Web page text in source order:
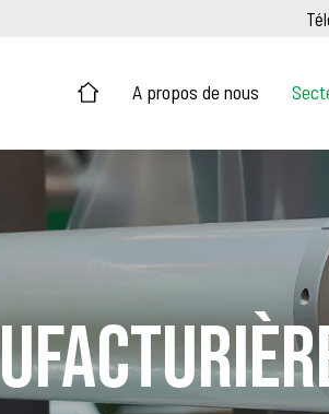
A propos de nous